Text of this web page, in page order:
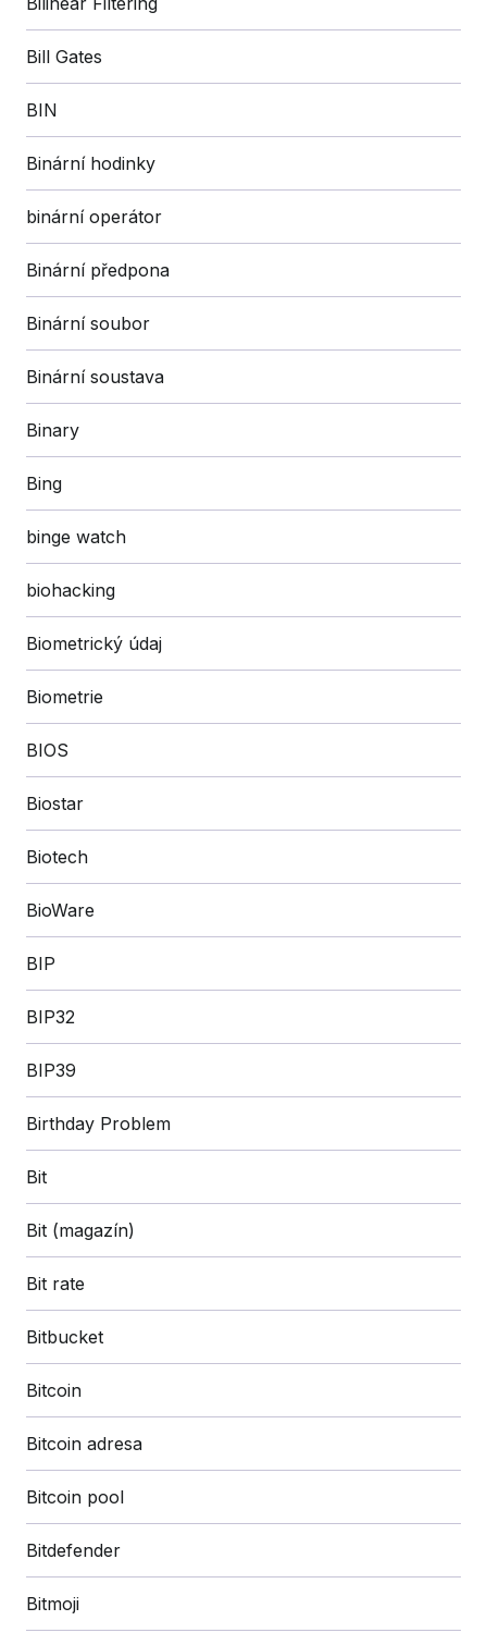
Bill Gates
BIN
Binární hodinky
binární operátor
Binární předpona
Binární soubor
Binární soustava
Binary
Bing
binge watch
biohacking
Biometrický údaj
Biometrie
BIOS
Biostar
Biotech
BioWare
BIP
BIP32
BIP39
Birthday Problem
Bit
Bit (magazín)
Bit rate
Bitbucket
Bitcoin
Bitcoin adresa
Bitcoin pool
Bitdefender
Bitmoji